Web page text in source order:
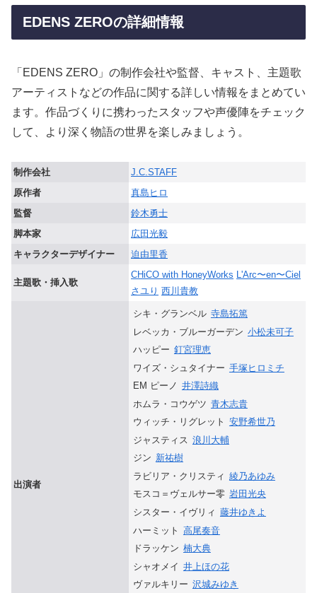
EDENS ZEROの詳細情報
「EDENS ZERO」の制作会社や監督、キャスト、主題歌
アーティストなどの作品に関する詳しい情報をまとめてい
ます。作品づくりに携わったスタッフや声優陣をチェック
して、より深く物語の世界を楽しみましょう。
制作会社
J.C.STAFF
原作者
真島ヒロ
監督
鈴木勇士
脚本家
広田光毅
キャラクターデザイナー
迫由里香
主題歌・挿入歌
CHiCO with HoneyWorks L'Arc〜en〜Ciel
さユり 西川貴教
出演者
シキ・グランベル 寺島拓篤
レベッカ・ブルーガーデン 小松未可子
ハッピー 釘宮理恵
ワイズ・シュタイナー 手塚ヒロミチ
EM ピーノ 井澤詩織
ホムラ・コウゲツ 青木志貴
ウィッチ・リグレット 安野希世乃
ジャスティス 浪川大輔
ジン 新祐樹
ラビリア・クリスティ 綾乃あゆみ
モスコ＝ヴェルサー零 岩田光央
シスター・イヴリィ 藤井ゆきよ
ハーミット 高尾奏音
ドラッケン 楠大典
シャオメイ 井上ほの花
ヴァルキリー 沢城みゆき